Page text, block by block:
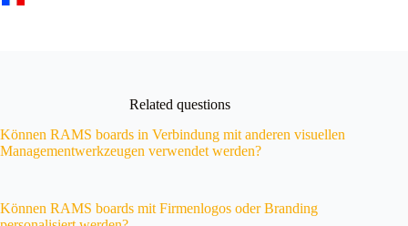
Related questions
Können RAMS boards in Verbindung mit anderen visuellen
Managementwerkzeugen verwendet werden?
Können RAMS boards mit Firmenlogos oder Branding